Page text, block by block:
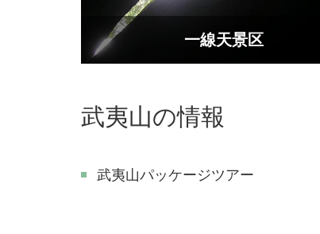
一線天景区
武夷山の情報
武夷山パッケージツアー